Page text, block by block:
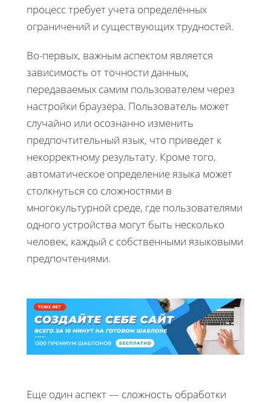
процесс требует учета определённых
ограничений и существующих трудностей.
Во-первых, важным аспектом является
зависимость от точности данных,
передаваемых самим пользователем через
настройки браузера. Пользователь может
случайно или осознанно изменить
предпочтительный язык, что приведет к
некорректному результату. Кроме того,
автоматическое определение языка может
столкнуться со сложностями в
многокультурной среде, где пользователями
одного устройства могут быть несколько
человек, каждый с собственными языковыми
предпочтениями.
Еще один аспект — сложность обработки